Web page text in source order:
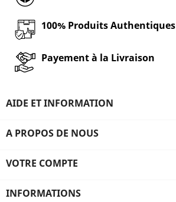
100% Produits Authentiques
Payement à la Livraison
AIDE ET INFORMATION
A PROPOS DE NOUS
VOTRE COMPTE
INFORMATIONS